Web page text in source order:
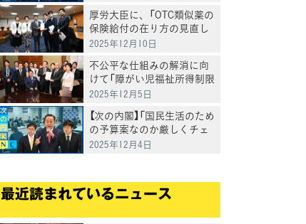
厚労大臣に、「OTC類似薬の
保険給付の在り方の見直し
に際しては、患者さんに対
請」を実施
2025年12月10日
不公平な仕組みの解消に向
けて「障がい児福祉所得制限
撤廃法案」を提出
2025年12月5日
【次の内閣】「国民生活のため
の予算案なのか厳しくチェ
ックしていく」と野田代表
2025年12月4日
最近読まれているニュース